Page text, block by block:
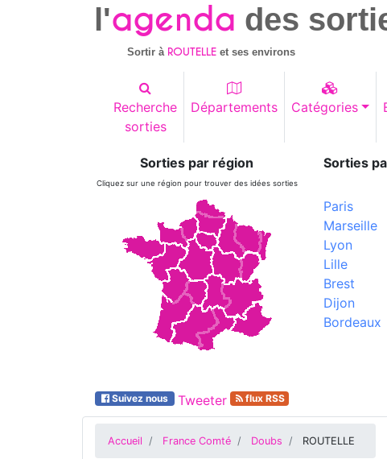
l'agenda des
Sortir à ROUTELLE et ses environs
Recherche
sorties
Départements Catégories
Sorties par région
Cliquez sur une région pour trouver des idées sorties
Sorties
Paris
Marseille
Lyon
Lille
Brest
Dijon
Bordeaux
Suivez nous Tweeter flux RSS
Accueil France Comté Doubs ROUTELLE